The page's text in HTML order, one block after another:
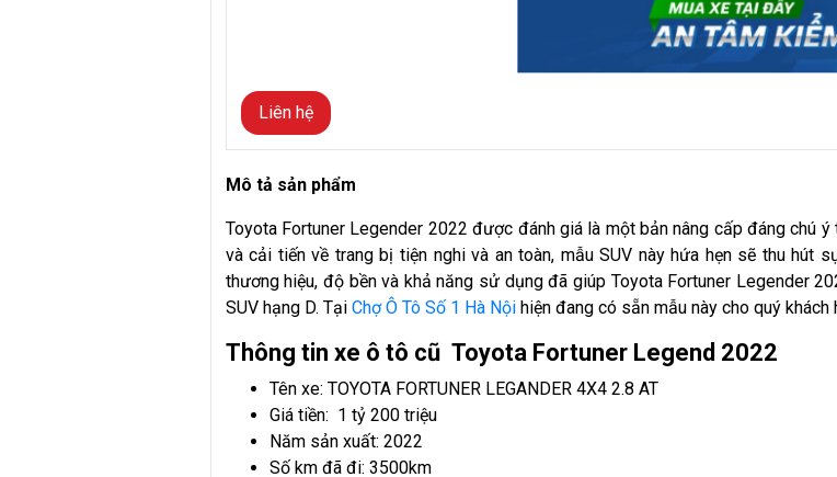
Liên hệ
Mô tả sản phẩm
Toyota Fortuner Legender 2022 được đánh giá là một bản nâng cấp đáng chú
và cải tiến về trang bị tiện nghi và an toàn, mẫu SUV này hứa hẹn sẽ thu hút
thương hiệu, độ bền và khả năng sử dụng đã giúp Toyota Fortuner Legender
SUV hạng D. Tại Chợ Ô Tô Số 1 Hà Nộihiện đang có sẵn mẫu này cho quý
Thông tin xe ô tô cũ Toyota Fortuner Legend 2022
Tên xe: TOYOTA FORTUNER LEGANDER 4X4 2.8 AT
Giá tiền: 1 tỷ 200 triệu
Năm sản xuất: 2022
Số km đã đi: 3500km